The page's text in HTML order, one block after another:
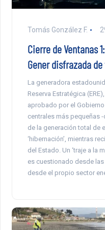
Tomás González F.
Cierre de Ventanas
Gener disfrazada
La generadora
Reserva Estratégica
aprobado por el
centrales más pequeñas
de la generación total de
‘hibernación’, mientras
del Estado. Un ‘traje a la
es cuestionado desde
desde el propio sector